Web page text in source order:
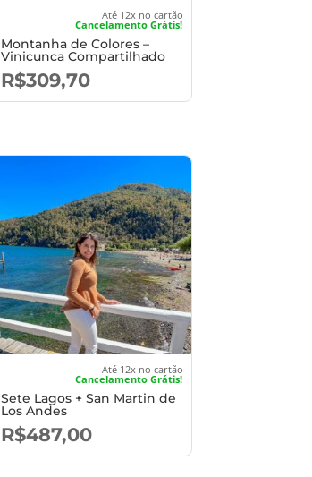
Até 12x no cartão
Cancelamento Grátis!
Montanha de Colores –
Vinicunca Compartilhado
R$309,70
Até 12x no cartão
Cancelamento Grátis!
Sete Lagos + San Martin de
Los Andes
R$487,00